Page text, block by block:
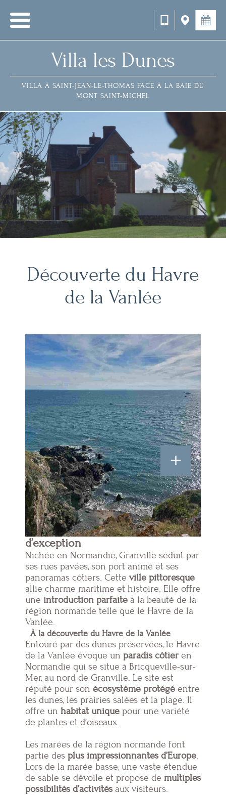
Villa les Dunes
VILLA À SAINT-JEAN-LE-THOMAS FACE À LA BAIE DU
MONT SAINT-MICHEL
Découverte du Havre
de la Vanlée
+
Havre de paix en Normandie
Granville, un port normand
d’exception
Nichée en Normandie, Granville séduit par
ses rues pavées, son port animé et ses
panoramas côtiers. Cette ville pittoresque
allie charme maritime et histoire. Elle offre
une introduction parfaite à la beauté de la
région normande telle que le Havre de la
Vanlée.
À la découverte du Havre de la Vanlée
Entouré par des dunes préservées, le Havre
de la Vanlée évoque un paradis côtier en
Normandie qui se situe à Bricqueville-sur-
Mer, au nord de Granville. Le site est
réputé pour son écosystème protégé entre
les dunes, les prairies salées et la plage. Il
offre un habitat unique pour une variété
de plantes et d’oiseaux.
Les marées de la région normande font
partie des plus impressionnantes d’Europe.
Lors de la marée basse, une vaste étendue
de sable se dévoile et propose de multiples
possibilités d’activités aux visiteurs.